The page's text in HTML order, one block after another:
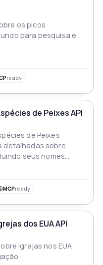
os picos
para pesquisa e
ready
de Peixes API
de Peixes
detalhadas sobre
seus nomes
e mais. Esta API
interessada em
as informações mais
mais precisos e
MCPready
dos EUA API
igrejas nos EUA